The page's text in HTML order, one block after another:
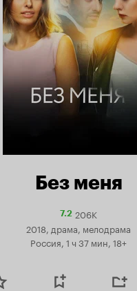
Без меня
7.2Рейтинг
206K
2018, драма, мелодрама
Россия, 1 ч 37 мин, 18+